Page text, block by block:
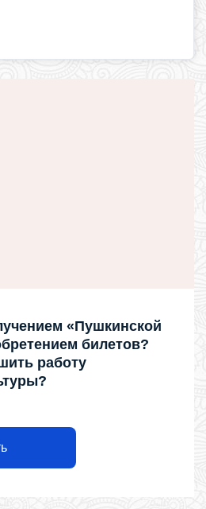
«Пушкинской
билетов?
работу